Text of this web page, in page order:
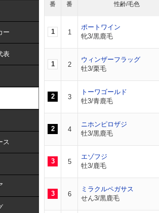
ー
表
ス
番
番
性齢/毛色
1 1
ポートワイン
牝3/黒鹿毛
1 2
ウィンザーフラッグ
牡3/栗毛
2 3
トーワゴールド
牡3/青鹿毛
2 4
ニホンピロザジ
牡3/黒鹿毛
3 5
エゾフジ
牡3/鹿毛
3 6
ミラクルペガサス
せん3/黒鹿毛